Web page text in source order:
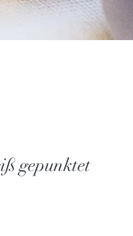
gepunktet